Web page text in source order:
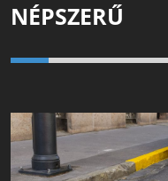
NÉPSZERŰ